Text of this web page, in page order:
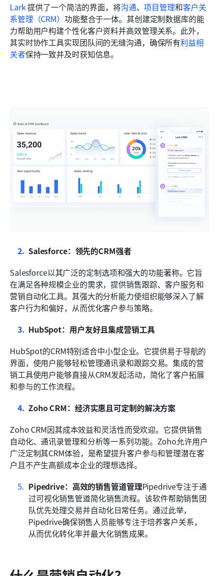
Lark 提供了一个简洁的界面，将沟通、项目管理和客户关
系管理（CRM） 功能整合于一体。其创建定制数据库的能
力帮助用户构建个性化客户资料并高效管理关系。此外，
其实时协作工具实现团队间的无缝沟通，确保所有利益相
关者保持一致并及时获知信息。
Salesforce：领先的CRM强者
Salesforce以其广泛的定制选项和强大的功能著称。它旨
在满足各种规模企业的需求，提供销售跟踪、客户服务和
营销自动化工具。其强大的分析能力使组织能够深入了解
客户行为和偏好，从而优化客户参与策略。
HubSpot：用户友好且集成营销工具
HubSpot的CRM特别适合中小型企业。它提供易于导航的
界面，使用户能够轻松管理通讯录和跟踪交易。集成的营
销工具使用户能够直接从CRM发起活动，简化了客户拓展
和参与的工作流程。
Zoho CRM：经济实惠且可定制的解决方案
Zoho CRM因其成本效益和灵活性而受欢迎。它提供销售
自动化、通讯录管理和分析等一系列功能。Zoho允许用户
广泛定制其CRM体验，是希望提升客户参与和管理潜在客
户且不产生高额成本企业的理想选择。
Pipedrive：高效的销售管道管理Pipedrive专注于通
过可视化销售管道简化销售流程。该软件帮助销售团
队优先处理交易并自动化日常任务。通过此举，
Pipedrive确保销售人员能够专注于培养客户关系，
从而优化转化率并最大化销售成果。